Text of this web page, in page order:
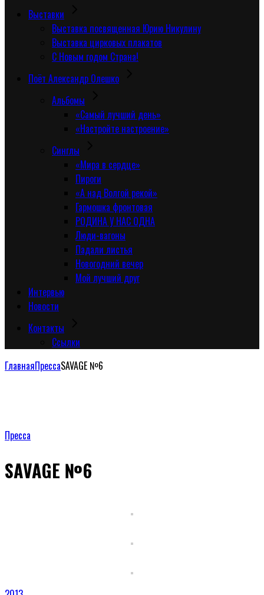
Выставки
Выставка посвященная Юрию Никулину
Выставка цирковых плакатов
С Новым годом Страна!
Поёт Александр Олешко
Альбомы
«Самый лучший день»
«Настройте настроение»
Синглы
«Мира в сердце»
Пироги
«А над Волгой рекой»
Гармошка фронтовая
РОДИНА У НАС ОДНА
Люди-вагоны
Падали листья
Новогодний вечер
Мой лучший друг
Интервью
Новости
Контакты
Сcылки
ГлавнаяПрессаSAVAGE №6
Пресса
SAVAGE №6